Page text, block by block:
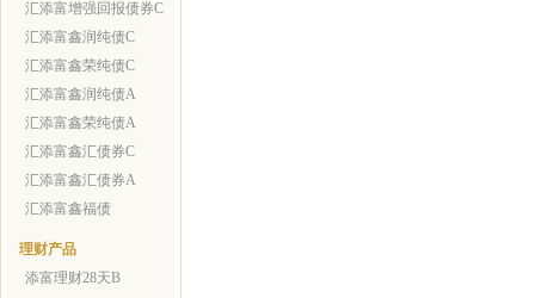
汇添富增强回报债券C
汇添富鑫润纯债C
汇添富鑫荣纯债C
汇添富鑫润纯债A
汇添富鑫荣纯债A
汇添富鑫汇债券C
汇添富鑫汇债券A
汇添富鑫福债
理财产品
添富理财28天B